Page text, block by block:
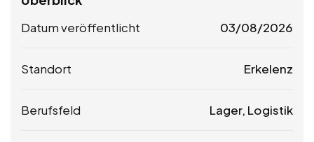
Datum veröffentlicht 03/08/2026
Standort Erkelenz
Berufsfeld Lager, Logistik